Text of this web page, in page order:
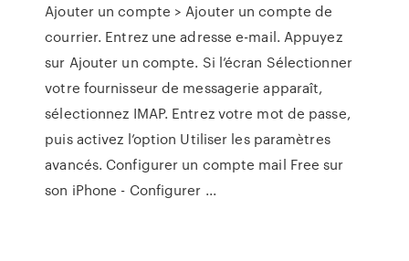
Ajouter un compte > Ajouter un compte de
courrier. Entrez une adresse e-mail. Appuyez
sur Ajouter un compte. Si l’écran Sélectionner
votre fournisseur de messagerie apparaît,
sélectionnez IMAP. Entrez votre mot de passe,
puis activez l’option Utiliser les paramètres
avancés. Configurer un compte mail Free sur
son iPhone - Configurer ...